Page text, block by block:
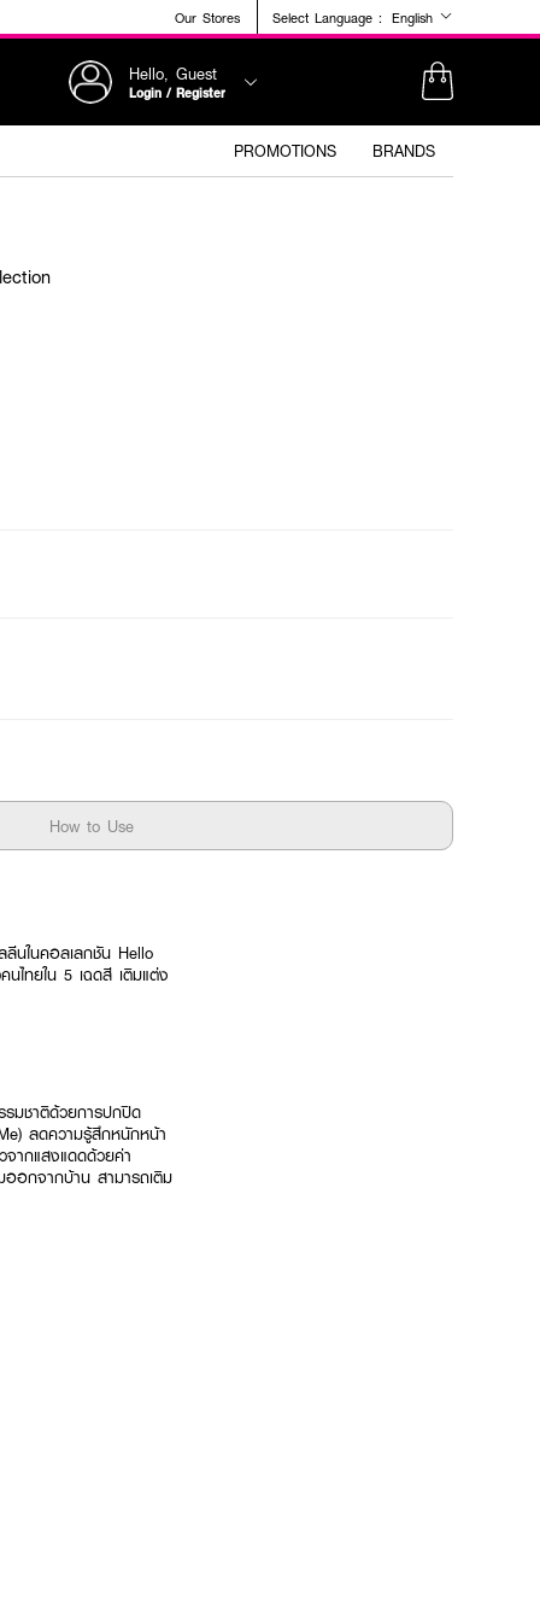
Our Stores Select Language : English
Hello, Guest
Login / Register
PROMOTIONS BRANDS
How to Use
นในคอลเลกชัน Hello
นไทยใน 5 เฉดสี เติมแต่ง
รมชาติด้วยการปกปิด
ลดความรู้สึกหนักหน้า
จากแสงแดดด้วยค่า
ออกจากบ้าน สามารถเติม